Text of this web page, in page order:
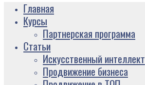
Главная
Курсы
Партнерская программа
Статьи
Искусственный интеллект
Продвижение бизнеса